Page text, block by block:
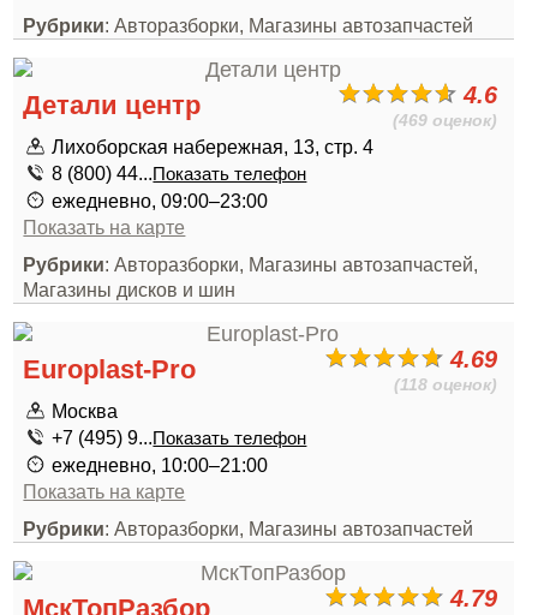
Рубрики: Авторазборки, Магазины автозапчастей
4.6
(469 оценок)
Детали центр
Лихоборская набережная, 13, стр. 4
8 (800) 44...Показать телефон
ежедневно, 09:00–23:00
Показать на карте
Рубрики: Авторазборки, Магазины автозапчастей,
Магазины дисков и шин
4.69
(118 оценок)
Europlast-Pro
Москва
+7 (495) 9...Показать телефон
ежедневно, 10:00–21:00
Показать на карте
Рубрики: Авторазборки, Магазины автозапчастей
4.79
МскТопРазбор